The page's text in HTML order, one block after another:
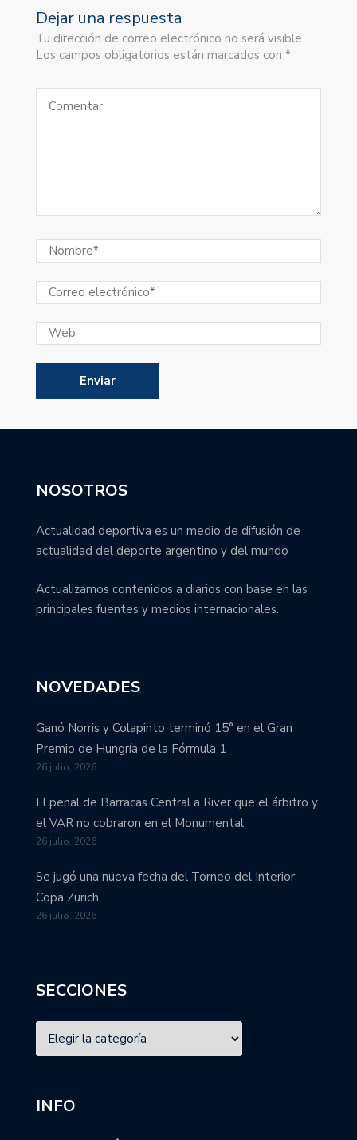
Dejar una respuesta
Tu dirección de correo electrónico no será visible.
Los campos obligatorios están marcados con *
NOSOTROS
Actualidad deportiva es un medio de difusión de
actualidad del deporte argentino y del mundo
Actualizamos contenidos a diarios con base en las
principales fuentes y medios internacionales.
NOVEDADES
Ganó Norris y Colapinto terminó 15° en el Gran
Premio de Hungría de la Fórmula 1
26 julio, 2026
El penal de Barracas Central a River que el árbitro y
el VAR no cobraron en el Monumental
26 julio, 2026
Se jugó una nueva fecha del Torneo del Interior
Copa Zurich
26 julio, 2026
SECCIONES
INFO